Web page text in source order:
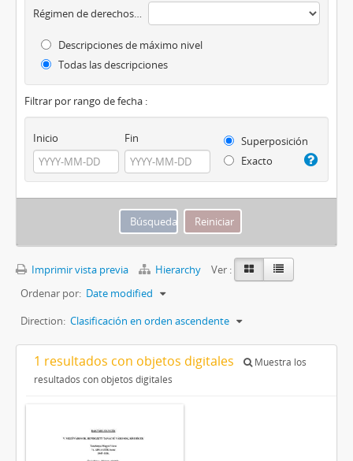
Régimen de derechos de autor
Descripciones de máximo nivel
Todas las descripciones
Filtrar por rango de fecha :
Inicio Fin
Superposición
Exacto
Imprimir vista previa Hierarchy
Ver :
Ordenar por: Date modified
Direction: Clasificación en orden ascendente
1 resultados con objetos digitales
Muestra los
resultados con objetos digitales